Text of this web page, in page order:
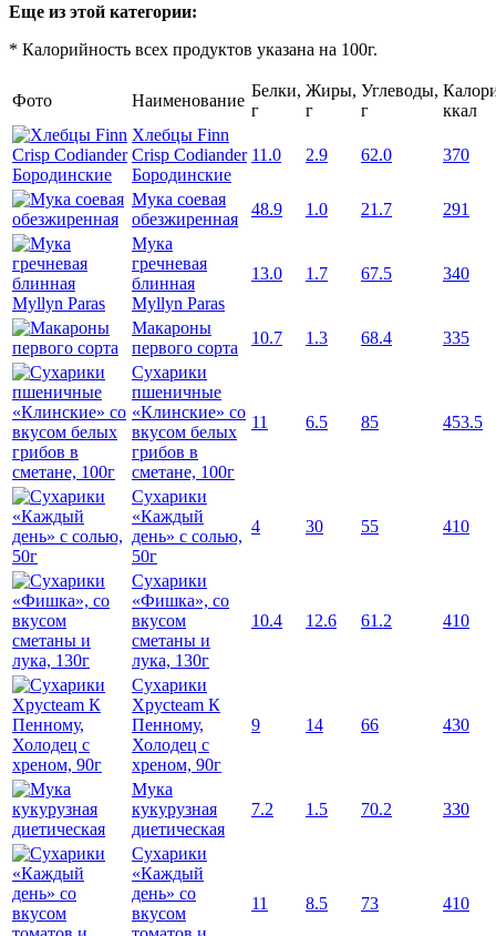
Еще из этой категории:
* Калорийность всех продуктов указана на 100г.
Фото Наименование
Белки,
г
Жиры,
г
Углеводы,
г
ккал
Хлебцы Finn
Crisp Codiander
Бородинские
11.0 2.9 62.0 370
Мука соевая
обезжиренная
48.9 1.0 21.7
291
Мука
гречневая
блинная
Myllyn Paras
13.0 1.7 67.5 340
Макароны
первого сорта
10.7 1.3 68.4
335
Сухарики
пшеничные
«Клинские» со
вкусом белых
грибов в
сметане, 100г
11 6.5 85 453.5
Сухарики
«Каждый
день» с солью,
50г
4 30 55 410
Сухарики
«Фишка», со
вкусом
сметаны и
лука, 130г
10.4 12.6 61.2 410
Сухарики
Хрусteam К
Пенному,
Холодец с
хреном, 90г
9 14 66 430
Мука
кукурузная
диетическая
7.2 1.5 70.2 330
Сухарики
«Каждый
день» со
вкусом
11 8.5 73 410